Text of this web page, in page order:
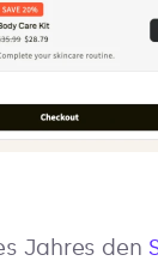
Jahres den